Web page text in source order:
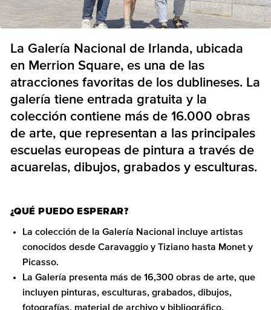
La Galería Nacional de Irlanda, ubicada
en Merrion Square, es una de las
atracciones favoritas de los dublineses. La
galería tiene entrada gratuita y la
colección contiene más de 16.000 obras
de arte, que representan a las principales
escuelas europeas de pintura a través de
acuarelas, dibujos, grabados y esculturas.
¿QUÉ PUEDO ESPERAR?
La colección de la Galería Nacional incluye artistas
conocidos desde Caravaggio y Tiziano hasta Monet y
Picasso.
La Galería presenta más de 16,300 obras de arte, que
incluyen pinturas, esculturas, grabados, dibujos,
fotografías, material de archivo y bibliográfico.